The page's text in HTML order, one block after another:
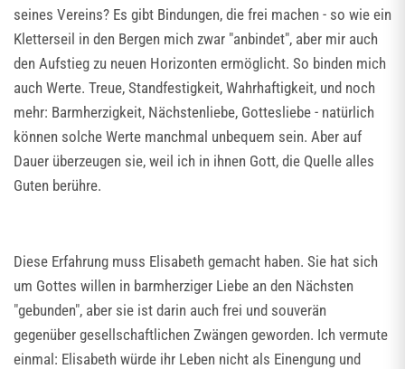
seines Vereins? Es gibt Bindungen, die frei machen - so wie ein
Kletterseil in den Bergen mich zwar "anbindet", aber mir auch
den Aufstieg zu neuen Horizonten ermöglicht. So binden mich
auch Werte. Treue, Standfestigkeit, Wahrhaftigkeit, und noch
mehr: Barmherzigkeit, Nächstenliebe, Gottesliebe - natürlich
können solche Werte manchmal unbequem sein. Aber auf
Dauer überzeugen sie, weil ich in ihnen Gott, die Quelle alles
Guten berühre.
Diese Erfahrung muss Elisabeth gemacht haben. Sie hat sich
um Gottes willen in barmherziger Liebe an den Nächsten
"gebunden", aber sie ist darin auch frei und souverän
gegenüber gesellschaftlichen Zwängen geworden. Ich vermute
einmal: Elisabeth würde ihr Leben nicht als Einengung und